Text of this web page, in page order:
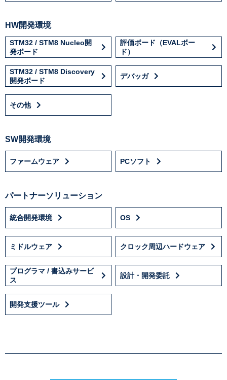
HW開発環境
STM32 / STM8 Nucleo開
発ボード
評価ボード（EVALボー
ド）
STM32 / STM8 Discovery
開発ボード
デバッガ
その他
SW開発環境
ファームウェア PCソフト
パートナーソリューション
統合開発環境 OS
ミドルウェア クロック周辺ハードウェア
プログラマ / 書込みサービ
ス
設計・開発委託
開発支援ツール